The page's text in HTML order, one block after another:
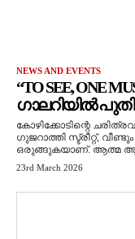
NEWS AND EVENTS
“TO SEE, ONE
ഗാലറിയിൽ
കോഴിക്കോടിന്റെ
ഗുജറാത്തി സ്ട്രീറ്റ്,
ഒരുങ്ങുകയാണ്. ആത്മ
23rd March 2026